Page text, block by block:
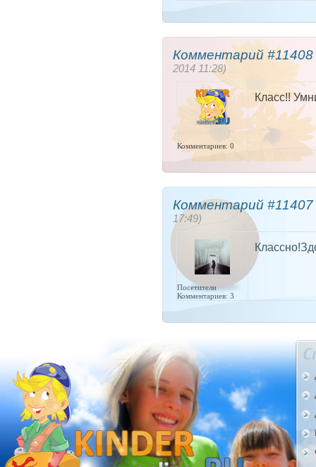
Комментарий
2014 11:28)
Комментариев: 0
Класс!!
Комментарий
17:49)
Посетители
Комментариев: 3